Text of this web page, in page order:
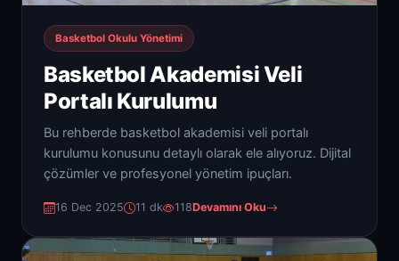
Basketbol Okulu Yönetimi
Basketbol Akademisi Veli
Portalı Kurulumu
Bu rehberde basketbol akademisi veli portalı
kurulumu konusunu detaylı olarak ele alıyoruz. Dijital
çözümler ve profesyonel yönetim ipuçları.
16 Dec 2025 11 dk 118Devamını Oku